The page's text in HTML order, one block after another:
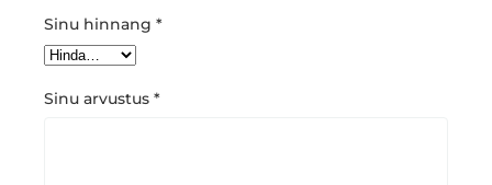
Sinu hinnang *
Sinu arvustus *